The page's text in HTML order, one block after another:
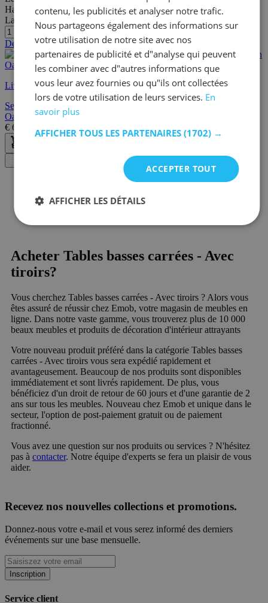
Hauteur:46 cm
Largeur/profondeur:
70 cm
Dernières pièces
Livraison rapide
Seconde chance Table basse Universal | 70 x 70 x 46 cm | Artisan
Oak
€ 64,20
Acheter Tables basses carrées - Avec
tiroirs?
Vous cherchez Tables basses carrées - Avec tiroirs ? Alors vous
êtes assuré de réussir chez Emob, votre magasin de meubles en
ligne. Dans notre vaste gamme, vous trouverez plus de 10 000
beaux meubles et produits de décoration d'intérieur attrayants
Votre nouveau produit préféré dans la catégorie Tables basses
carrées - Avec tiroirs vous sera expédié rapidement et
avantageusement. Beaucoup de nos produits sont disponibles
immédiatement et sont livrés rapidement. De plus, vous
bénéficiez d'un droit de retour de 60 jours et d'une garantie de 2
ans sur tous les meubles. Nouveau chez Emob et unique dans le
secteur, l'option de post-paiement gratuit ou de paiement
fractionné.
Vous avez une question sur nos produits ou services ? N'hésitez
pas à contacter. Notre équipe d'experts se fera un plaisir de vous
aider.
Recevez nos nouvelles collections et promotions.
Donnez-nous votre e-mail et vous serez informé des derniers
événements sur une base mensuelle.
Inscription
Service client
contenu, les publicités et analyser notre trafic.
Nous partageons également des informations sur
votre utilisation de notre site avec nos
partenaires de publicité et d"analyse qui peuvent
les combiner avec d"autres informations que
vous leur avez fournies ou qu"ils ont collectées
lors de votre utilisation de leurs services. En
savoir plus
AFFICHER TOUS LES PARTENAIRES (1702) →
ACCEPTER TOUT
AFFICHER LES DÉTAILS